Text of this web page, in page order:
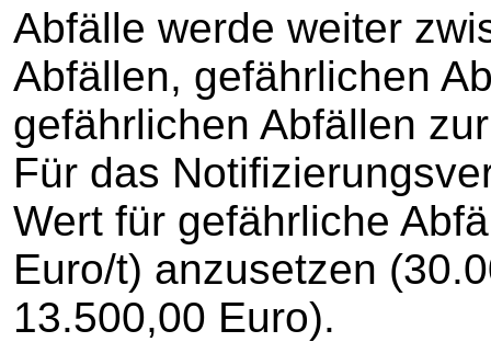
Abfälle werde weiter
Abfällen, gefährlichen
gefährlichen Abfällen
Für das
Wert für gefährliche
Euro/t) anzusetzen
13.500,00 Euro).